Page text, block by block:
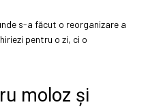
s-a făcut o reorganizare a
pentru o zi, ci o
moloz și